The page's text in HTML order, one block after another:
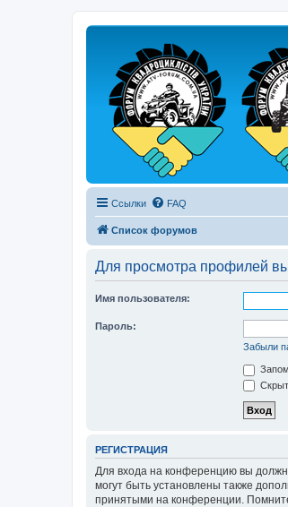
Ссылки FAQ
Список форумов
Для просмотра профилей
Имя пользователя:
Пароль:
Забыли
РЕГИСТРАЦИЯ
Для входа на конференцию вы
могут быть установлены также
принятыми на конференции.